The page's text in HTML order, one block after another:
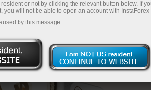
达30%的奖金，并享受
动和优惠
大奖
值高达$1,500的礼物
利润
or not by clicking the relevant button below. If
you will not be able to open an account with InstaForex
by this message.